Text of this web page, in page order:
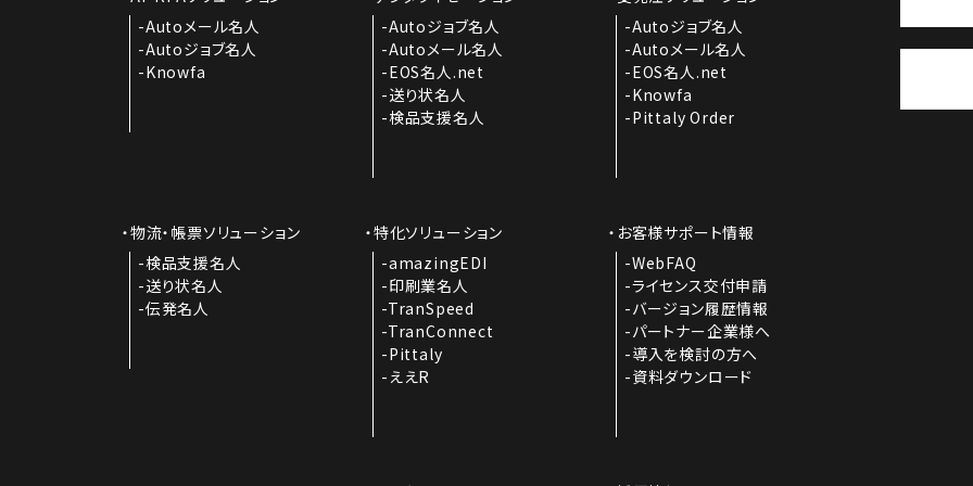
Autoメール名人
Autoジョブ名人
Knowfa
Autoジョブ名人
Autoメール名人
EOS名人.net
送り状名人
検品支援名人
Autoジョブ名人
Autoメール名人
EOS名人.net
Knowfa
Pittaly Order
物流・帳票ソリューション
検品支援名人
送り状名人
伝発名人
特化ソリューション
amazingEDI
印刷業名人
TranSpeed
TranConnect
Pittaly
ええR
お客様サポート情報
WebFAQ
ライセンス交付申請
バージョン履歴情報
パートナー企業様へ
導入を検討の方へ
資料ダウンロード